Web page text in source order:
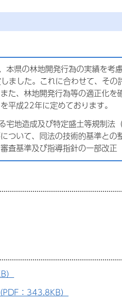
県の林地開発行為の実績を
した。これに合わせて、そ
た、林地開発行為等の適正化
平成22年に定めております。
地造成及び特定盛土等規制
ついて、同法の技術的基準と
基準及び指導指針の一部改正
：343.8KB）